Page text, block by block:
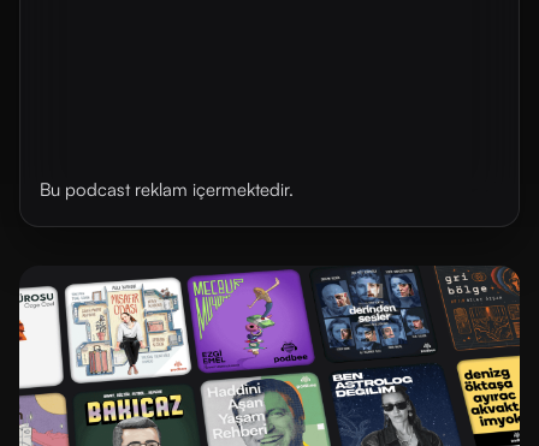
Bu podcast reklam içermektedir.